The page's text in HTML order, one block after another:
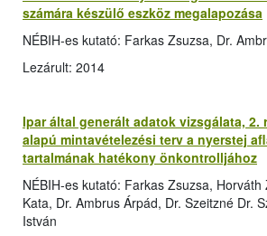
számára készülő eszköz megalapozása
NÉBIH-es kutató: Farkas Zsuzsa, Dr.
Lezárult: 2014
Ipar által generált adatok vizsgálata, 2.
alapú mintavételezési terv a nyerstej
tartalmának hatékony önkontrolljához
NÉBIH-es kutató: Farkas Zsuzsa,
Kata, Dr. Ambrus Árpád, Dr. Szeitzné Dr.
István